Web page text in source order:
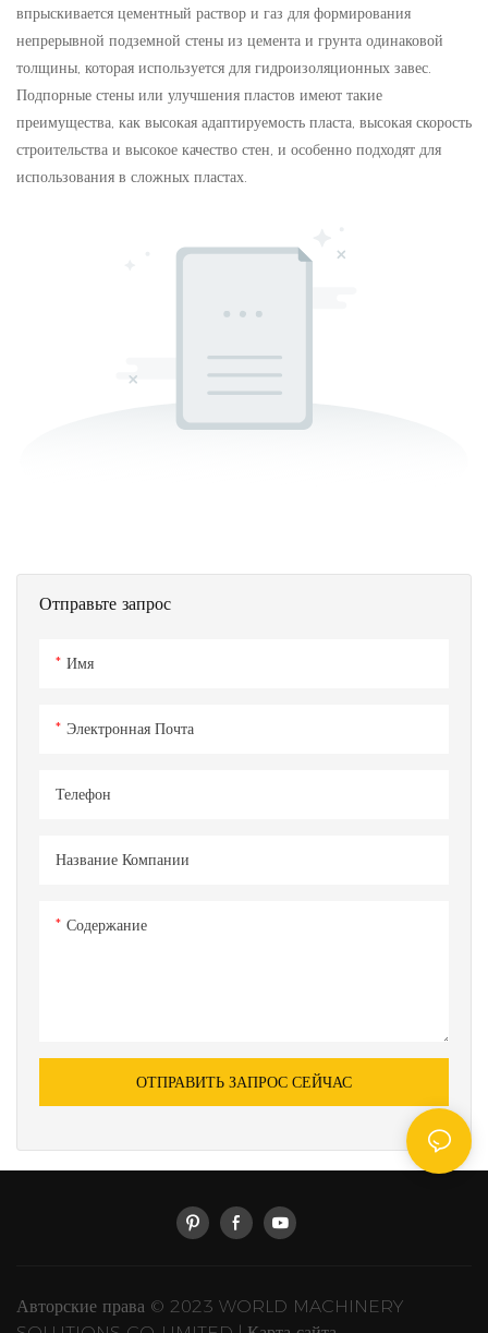
впрыскивается цементный раствор и газ для формирования
непрерывной подземной стены из цемента и грунта одинаковой
толщины, которая используется для гидроизоляционных завес.
Подпорные стены или улучшения пластов имеют такие
преимущества, как высокая адаптируемость пласта, высокая скорость
строительства и высокое качество стен, и особенно подходят для
использования в сложных пластах.
Отправьте запрос
Имя
Электронная Почта
Телефон
Название Компании
Содержание
ОТПРАВИТЬ ЗАПРОС СЕЙЧАС
Авторские права © 2023 WORLD MACHINERY